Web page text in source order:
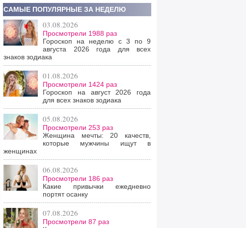
САМЫЕ ПОПУЛЯРНЫЕ ЗА НЕДЕЛЮ
03.08.2026
Просмотрели 1988 раз
Гороскоп на неделю с 3 по 9
августа 2026 года для всех
знаков зодиака
01.08.2026
Просмотрели 1424 раз
Гороскоп на август 2026 года
для всех знаков зодиака
05.08.2026
Просмотрели 253 раз
Женщина мечты: 20 качеств,
которые мужчины ищут в
женщинах
06.08.2026
Просмотрели 186 раз
Какие привычки ежедневно
портят осанку
07.08.2026
Просмотрели 87 раз